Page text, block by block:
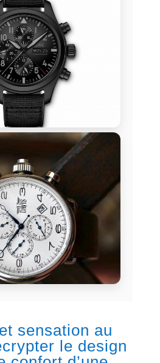
sensation au
le design